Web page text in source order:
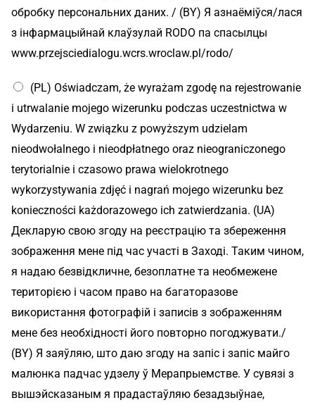
обробку персональних даних. / (BY) Я азнаёміўся/лася
з інфармацыйнай клаўзулай RODO па спасылцы
www.przejsciedialogu.wcrs.wroclaw.pl/rodo/
(PL) Oświadczam, że wyrażam zgodę na rejestrowanie
i utrwalanie mojego wizerunku podczas uczestnictwa w
Wydarzeniu. W związku z powyższym udzielam
nieodwołalnego i nieodpłatnego oraz nieograniczonego
terytorialnie i czasowo prawa wielokrotnego
wykorzystywania zdjęć i nagrań mojego wizerunku bez
konieczności każdorazowego ich zatwierdzania. (UA)
Декларую свою згоду на реєстрацію та збереження
зображення мене під час участі в Заході. Таким чином,
я надаю безвідкличне, безоплатне та необмежене
територією і часом право на багаторазове
використання фотографій і записів з зображенням
мене без необхідності його повторно погоджувати./
(BY) Я заяўляю, што даю згоду на запіс і запіс майго
малюнка падчас удзелу ў Мерапрыемстве. У сувязі з
вышэйсказаным я прадастаўляю безадзыўнае,